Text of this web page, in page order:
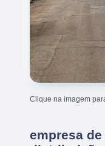
Clique na imagem
empresa